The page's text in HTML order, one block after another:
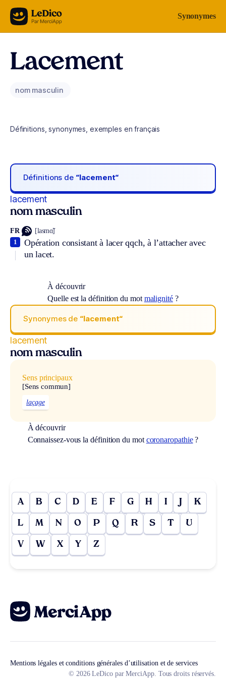
Aller au contenu Synonymes
Lacement
nom masculin
Définitions, synonymes, exemples en français
Définitions de “lacement“
lacement
nom masculin
FR [lasmɑ̃]
Opération consistant à lacer qqch, à l’attacher avec
un lacet.
1
À découvrir
Quelle est la définition du mot malignité?
Synonymes de “lacement“
lacement
nom masculin
Sens principaux
[Sens commun]
laçage
À découvrir
Connaissez-vous la définition du mot coronaropathie?
A B C D E F G H I J K
L M N O P Q R S T U
V W X Y Z
Mentions légales et conditions générales d’utilisation et de services
© 2026 LeDico par MerciApp. Tous droits réservés.